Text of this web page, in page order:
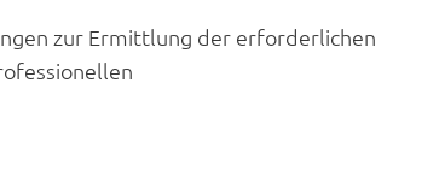
zur Ermittlung der erforderlichen